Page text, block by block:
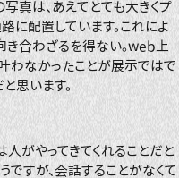
真は、あえてとても大きくプ
に配置しています。これによ
き合わざるを得ない。web上
わなかったことが展示ではで
思います。
がやってきてくれることだと
ですが、会話することがなくて